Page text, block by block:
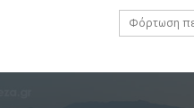
Φόρτωση